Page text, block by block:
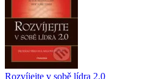
Rozvíjejte v sobě lídra 2.0